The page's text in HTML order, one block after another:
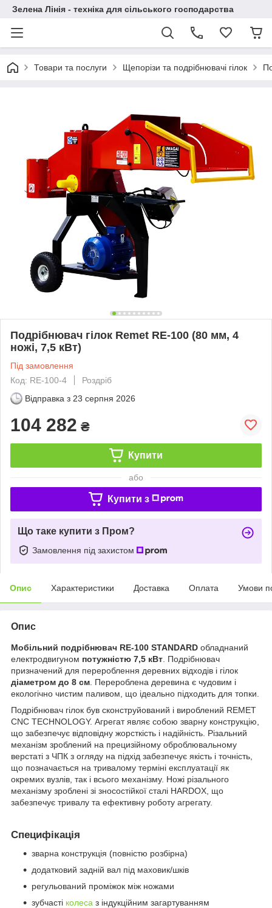
Зелена Лінія - техніка для сільського господарства
Товари та послуги Щепорізи та подрібнювачі гілок
Подрібнювач гілок Remet RE-100 (80 мм, 4
ножі, 7,5 кВт)
Під замовлення
Код: RE-100-4
Роздріб
Відправка з 23 серпня 2026
104 282 ₴
Купити
або
Купити з
Що таке купити з Пром?
Замовлення під захистом
Опис Характеристики Доставка Оплата Умови
Опис
Мобільний подрібнювач RE-100 STANDARD обладнаний
електродвигуном потужністю 7,5 кВт . Подрібнювач
призначений для перероблення деревних відходів і гілок
діаметром до 8 см . Перероблена деревина є чудовим і
екологічно чистим паливом, що ідеально підходить для топки.
Подрібнювач гілок був сконструйований і вироблений REMET
CNC TECHNOLOGY. Агрегат являє собою зварну конструкцію,
що забезпечує відповідну жорсткість і надійність. Різальний
механізм зроблений на прецизійному оброблювальному
верстаті з ЧПК з огляду на підхід забезпечує якість і точність,
що позначається на тривалому терміні експлуатації як
окремих вузлів, так і всього механізму. Ножі різального
механізму зроблені зі зносостійкої сталі HARDOX, що
забезпечує тривалу та ефективну роботу агрегату.
Специфікація
зварна конструкція (повністю розбірна)
додатковий задній вал під маховик/шків
регульований проміжок між ножами
зубчасті колеса з індукційним загартуванням